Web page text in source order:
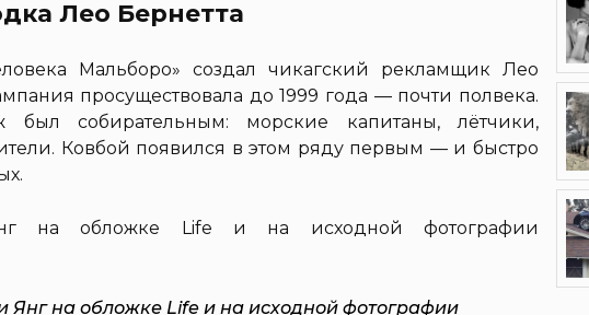
Лео Бернетта
Мальборо» создал чикагский рекламщик Лео
просуществовала до 1999 года — почти полвека.
был собирательным: морские капитаны, лётчики,
Ковбой появился в этом ряду первым — и быстро
Янг на обложке Life и на исходной фотографии